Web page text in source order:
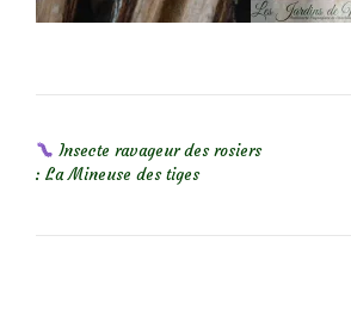
Insecte ravageur des rosiers
: La Mineuse des tiges